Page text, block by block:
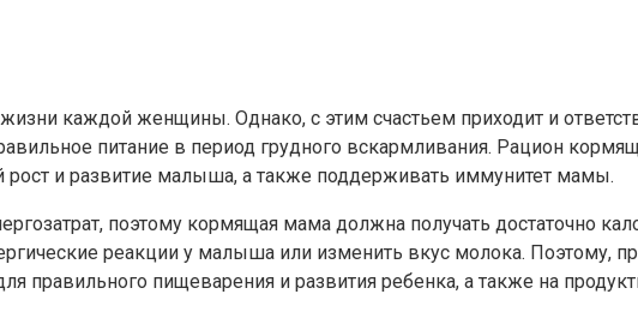
каждой женщины. Однако, с этим счастьем приходит и
питание в период грудного вскармливания. Рацион
и развитие малыша, а также поддерживать иммунитет мамы.
поэтому кормящая мама должна получать достаточно
реакции у малыша или изменить вкус молока. Поэтому,
правильного пищеварения и развития ребенка, а также на